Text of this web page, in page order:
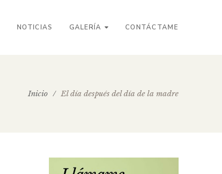
NOTICIAS GALERÍA CONTÁCTAME
Inicio / El día después del día de la madre